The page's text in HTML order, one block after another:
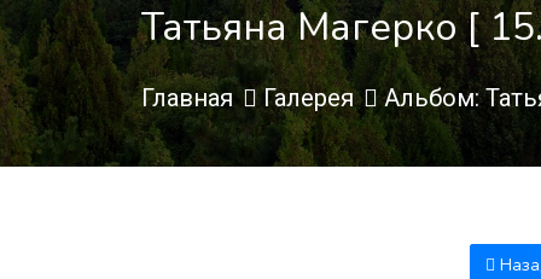
Татьяна Магерко [
Главная Галерея Альбом: